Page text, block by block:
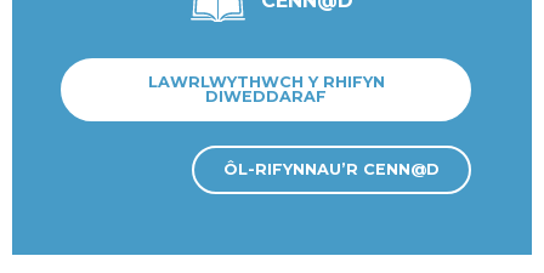
LAWRLWYTHWCH Y RHIFYN
DIWEDDARAF
ÔL-RIFYNNAU’R CENN@D